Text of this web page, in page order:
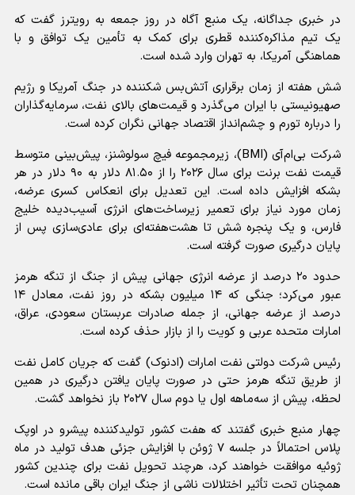
در خبری جداگانه، یک منبع آگاه در روز جمعه به رویترز گفت که
یک تیم مذاکره‌کننده قطری برای کمک به تأمین یک توافق و با
هماهنگی آمریکا، به تهران وارد شده است.
شش هفته از زمان برقراری آتش‌بس شکننده در جنگ آمریکا و رژیم
صهیونیستی با ایران می‌گذرد و قیمت‌های بالای نفت، سرمایه‌گذاران
را درباره تورم و چشم‌انداز اقتصاد جهانی نگران کرده است.
شرکت بی‌ام‌آی (BMI)، زیرمجموعه فیچ سولوشنز، پیش‌بینی متوسط
قیمت نفت برنت برای سال ۲۰۲۶ را از ۸۱.۵۰ دلار به ۹۰ دلار در هر
بشکه افزایش داده است. این تعدیل برای انعکاس کسری عرضه،
زمان مورد نیاز برای تعمیر زیرساخت‌های انرژی آسیب‌دیده خلیج
فارس، و یک پنجره شش تا هشت‌هفته‌ای برای عادی‌سازی پس از
پایان درگیری صورت گرفته است.
حدود ۲۰ درصد از عرضه انرژی جهانی پیش از جنگ از تنگه هرمز
عبور می‌کرد؛ جنگی که ۱۴ میلیون بشکه در روز نفت، معادل ۱۴
درصد از عرضه جهانی، از جمله صادرات عربستان سعودی، عراق،
امارات متحده عربی و کویت را از بازار حذف کرده است.
رئیس شرکت دولتی نفت امارات (ادنوک) گفت که جریان کامل نفت
از طریق تنگه هرمز حتی در صورت پایان یافتن درگیری در همین
لحظه، پیش از سه‌ماهه اول یا دوم سال ۲۰۲۷ باز نخواهد گشت.
چهار منبع خبری گفتند که هفت کشور تولیدکننده پیشرو در اوپک
پلاس احتمالاً در جلسه ۷ ژوئن با افزایش جزئی هدف تولید در ماه
ژوئیه موافقت خواهند کرد، هرچند تحویل نفت برای چندین کشور
همچنان تحت تأثیر اختلالات ناشی از جنگ ایران باقی مانده است.